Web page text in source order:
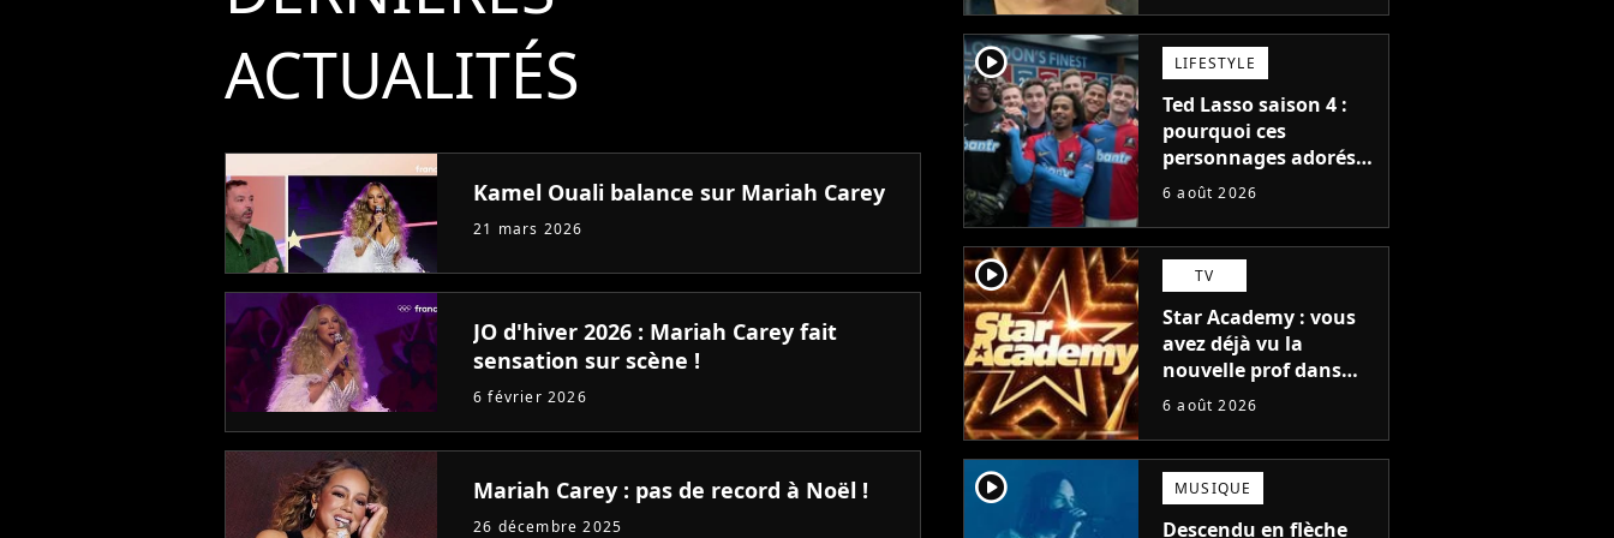
ACTUALITÉS
Kamel Ouali balance sur Mariah Carey
21 mars 2026
JO d'hiver 2026 : Mariah Carey fait
sensation sur scène !
6 février 2026
Mariah Carey : pas de record à Noël !
26 décembre 2025
blockbuster
player2 LIFESTYLE
Ted Lasso saison 4 :
pourquoi ces
personnages adorés
des fans ne sont pas
6 août 2026
player2 TV
Star Academy : vous
avez déjà vu la
nouvelle prof dans
The Voice et aux
6 août 2026
player2 MUSIQUE
Descendu en flèche